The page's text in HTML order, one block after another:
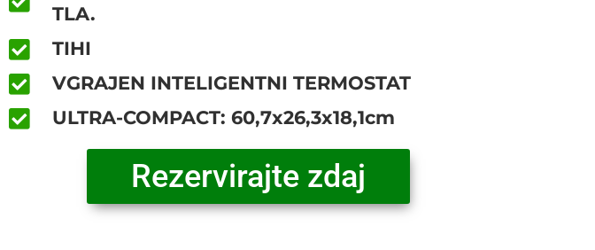
TLA.
TIHI
VGRAJEN INTELIGENTNI TERMOSTAT
ULTRA-COMPACT: 60,7x26,3x18,1cm
Rezervirajte zdaj